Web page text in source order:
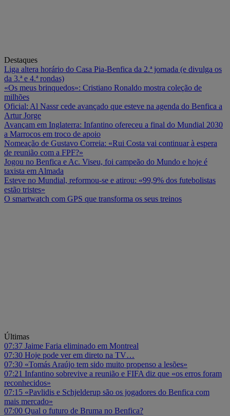
Destaques
Liga altera horário do Casa Pia-Benfica da 2.ª jornada (e divulga os
da 3.ª e 4.ª rondas)
«Os meus brinquedos»: Cristiano Ronaldo mostra coleção de
milhões
Oficial: Al Nassr cede avançado que esteve na agenda do Benfica a
Artur Jorge
Avançam em Inglaterra: Infantino ofereceu a final do Mundial 2030
a Marrocos em troco de apoio
Nomeação de Gustavo Correia: «Rui Costa vai continuar à espera
de reunião com a FPF?»
Jogou no Benfica e Ac. Viseu, foi campeão do Mundo e hoje é
taxista em Almada
Esteve no Mundial, reformou-se e atirou: «99,9% dos futebolistas
estão tristes»
O smartwatch com GPS que transforma os seus treinos
Últimas
07:37 Jaime Faria eliminado em Montreal
07:30 Hoje pode ver em direto na TV…
07:30 «Tomás Araújo tem sido muito propenso a lesões»
07:21 Infantino sobrevive a reunião e FIFA diz que «os erros foram
reconhecidos»
07:15 «Pavlidis e Schjelderup são os jogadores do Benfica com
mais mercado»
07:00 Qual o futuro de Bruma no Benfica?